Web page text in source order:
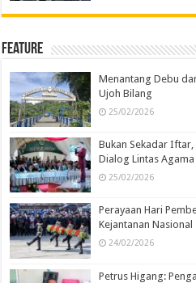
Feature
Menantang Debu
Ujoh Bilang
25/02/2026
Bukan Sekadar
Dialog Lintas Agama
25/02/2026
Perayaan Hari
Kejantanan Nasional
24/02/2026
Petrus Higang: